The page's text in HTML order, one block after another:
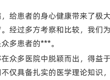
给患者的身心健康带来了极
经过多方考察和比较，我们
多患者的***。
众多医院中脱颖而出，得益
仅具备扎实的医学理论知识